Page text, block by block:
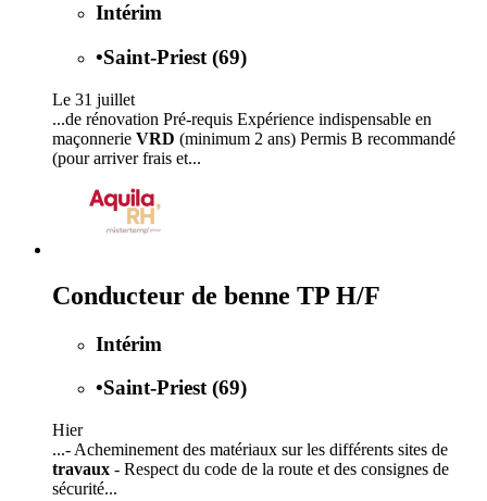
Intérim
•Saint-Priest (69)
Le 31 juillet
...de rénovation Pré-requis Expérience indispensable en
maçonnerie VRD (minimum 2 ans) Permis B recommandé
(pour arriver frais et...
Conducteur de benne TP H/F
Intérim
•Saint-Priest (69)
Hier
...- Acheminement des matériaux sur les différents sites de
travaux - Respect du code de la route et des consignes de
sécurité...